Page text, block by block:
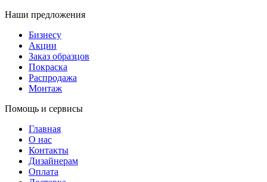
Наши предложения
Бизнесу
Акции
Заказ образцов
Покраска
Распродажа
Монтаж
Помощь и сервисы
Главная
О нас
Контакты
Дизайнерам
Оплата